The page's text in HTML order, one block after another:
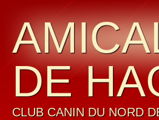
DE
CLUB CANIN DU NORD